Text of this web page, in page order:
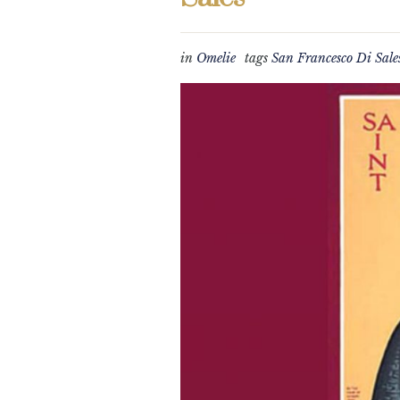
in Omelie tags San Francesco Di